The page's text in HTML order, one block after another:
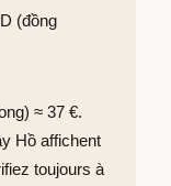
(đồng
≈ 37 €.
Hồ affichent
toujours à